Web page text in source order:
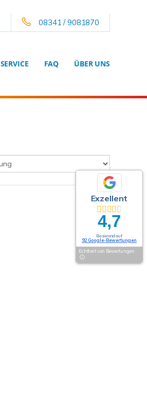
08341 / 9081870
SERVICE FAQ ÜBER UNS
Exzellent
4,7
Basierend auf
92 Google-Bewertungen
Echtheit von Bewertungen